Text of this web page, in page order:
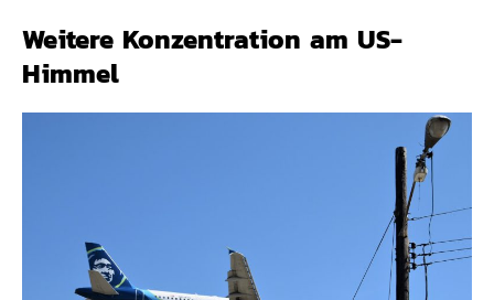
Weitere Konzentration am US-
Himmel